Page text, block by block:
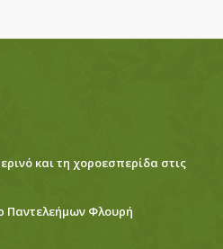
και τη χοροεσπερίδα στις
Παντελεήμων Φλουρή